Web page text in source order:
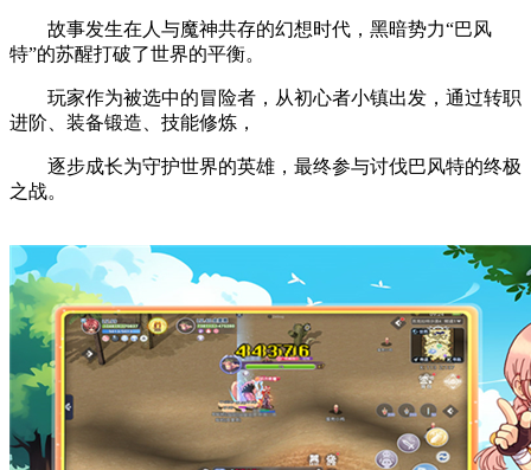
故事发生在人与魔神共存的幻想时代，黑暗势力“巴风
特”的苏醒打破了世界的平衡。
玩家作为被选中的冒险者，从初心者小镇出发，通过转职
进阶、装备锻造、技能修炼，
逐步成长为守护世界的英雄，最终参与讨伐巴风特的终极
之战。